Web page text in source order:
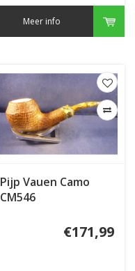
Meer info
Pijp Vauen Camo
CM546
€171,99